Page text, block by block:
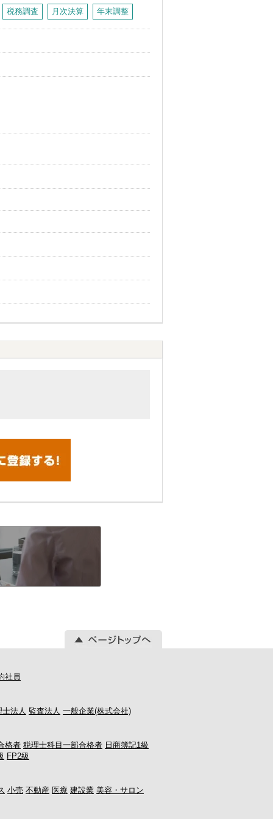
税務調査 月次決算 年末調整
社員
士法人 監査法人 一般企業(株式会社)
格者 税理士科目一部合格者 日商簿記1級
FP2級
小売 不動産 医療 建設業 美容・サロン